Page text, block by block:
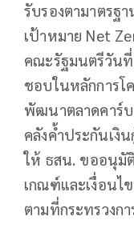
รับรองตามาตรฐ
เป้าหมาย Net
คณะรัฐมนตรีวัน
ชอบในหลักการโ
พัฒนาตลาดคาร์
คลังค้ำประกันเงิ
ให้ ธสน. ขออนุมั
เกณฑ์และเงื่อนไ
ตามที่กระทรวงก